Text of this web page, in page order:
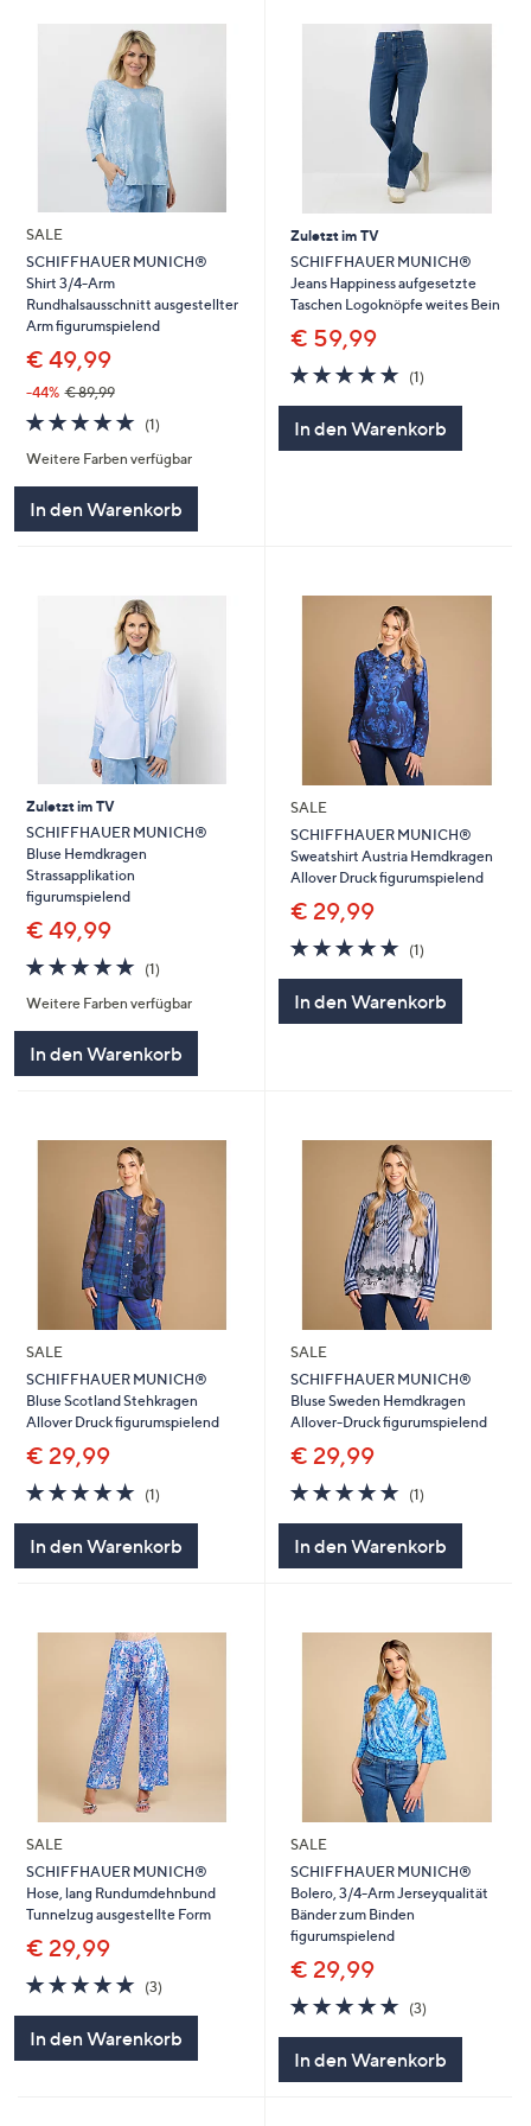
SALE
SCHIFFHAUER MUNICH®
Shirt 3/4-Arm
Rundhalsausschnitt ausgestellter
Arm figurumspielend
€ 49,99
-44% € 89,99
5.0
von
5
(1)1
Weitere Farben verfügbar
In den Warenkorb
Zuletzt im TV
SCHIFFHAUER MUNICH®
Jeans Happiness aufgesetzte
Taschen Logoknöpfe weites Bein
€ 59,99
5.0
von
(1)1
In den Warenkorb
Zuletzt im TV
SCHIFFHAUER MUNICH®
Bluse Hemdkragen
Strassapplikation
figurumspielend
€ 49,99
5.0
von
5
(1)1
Weitere Farben verfügbar
In den Warenkorb
SALE
SCHIFFHAUER MUNICH®
Sweatshirt Austria Hemdkragen
Allover Druck figurumspielend
€ 29,99
5.0
von
(1)1
In den Warenkorb
SALE
SCHIFFHAUER MUNICH®
Bluse Scotland Stehkragen
Allover Druck figurumspielend
€ 29,99
5.0
von
5
(1)
In den Warenkorb
SALE
SCHIFFHAUER MUNICH®
Bluse Sweden Hemdkragen
Allover-Druck figurumspielend
€ 29,99
5.0
von
(1)1
In den Warenkorb
SALE
SCHIFFHAUER MUNICH®
Hose, lang Rundumdehnbund
Tunnelzug ausgestellte Form
€ 29,99
5.0
von
5
(3)
In den Warenkorb
SALE
SCHIFFHAUER MUNICH®
Bolero, 3/4-Arm Jerseyqualität
Bänder zum Binden
figurumspielend
€ 29,99
4.7
von
(3)3
In den Warenkorb